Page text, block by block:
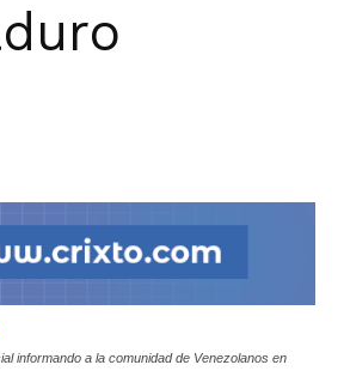
|
informando a la comunidad de Venezolanos en